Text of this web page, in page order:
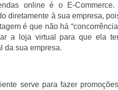
online é o E-Commerce.
diretamente à sua empresa,
é que não há
a loja virtual para que ela
da sua empresa.
serve para fazer